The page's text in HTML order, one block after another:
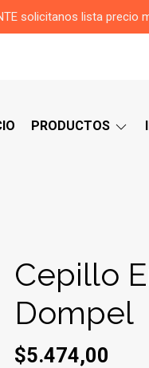
solicitanos lista precio
PRODUCTOS
Cepillo
Dompel
$5.474,00